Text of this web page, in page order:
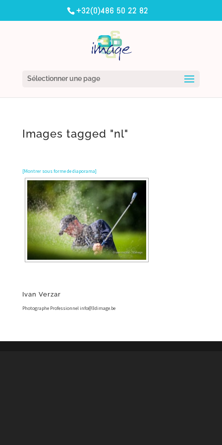
+32(0)486 50 22 82
Sélectionner une page
Images tagged "nl"
[Montrer sous forme de diaporama]
Ivan Verzar
Photographe Professionnel info@3dimage.be